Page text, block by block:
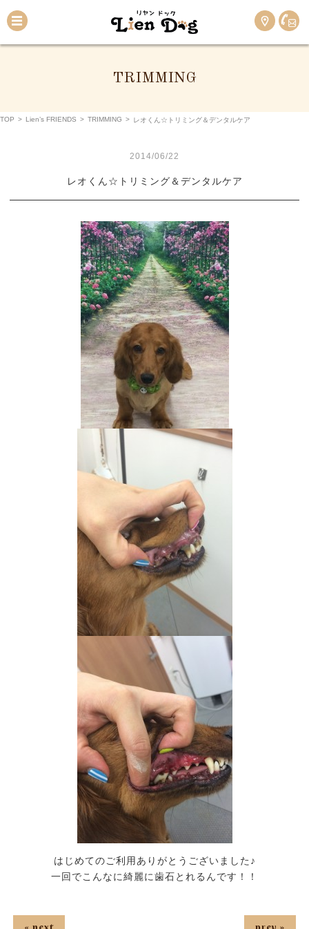
TRIMMING
TOP > Lien’s FRIENDS > TRIMMING > レオくん☆トリミング＆デンタルケア
2014/06/22
レオくん☆トリミング＆デンタルケア
はじめてのご利用ありがとうございました♪
一回でこんなに綺麗に歯石とれるんです！！